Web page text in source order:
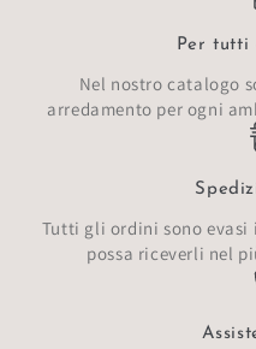
Per tutti
Nel nostro catalogo
arredamento per ogni
Tutti gli ordini sono evasi
possa riceverli nel